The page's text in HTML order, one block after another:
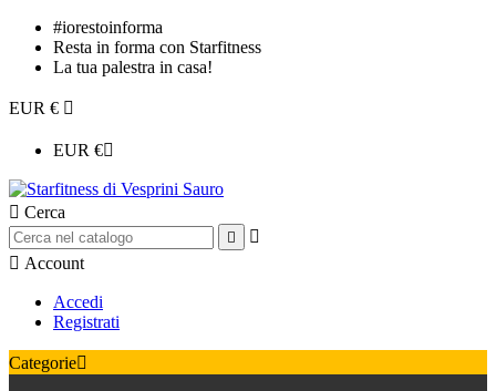
#iorestoinforma
Resta in forma con Starfitness
La tua palestra in casa!
EUR € 
EUR €
 Cerca


 Account
Accedi
Registrati
Categorie